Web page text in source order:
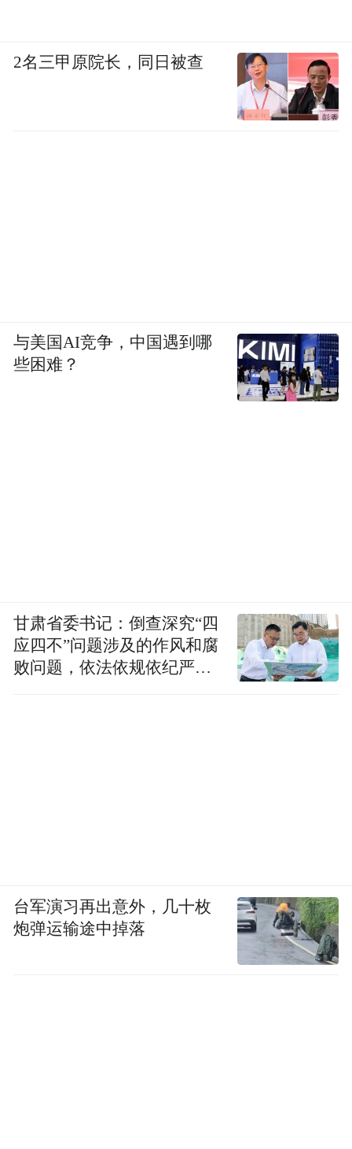
2名三甲原院长，同日被查
与美国AI竞争，中国遇到哪
些困难？
甘肃省委书记：倒查深究“四
应四不”问题涉及的作风和腐
败问题，依法依规依纪严肃
台军演习再出意外，几十枚
炮弹运输途中掉落